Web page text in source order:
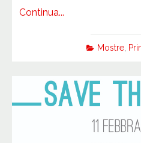
Continua...
Mostre,